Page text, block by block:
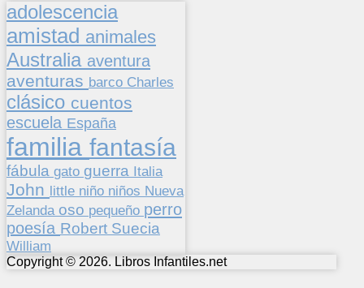
adolescencia
amistad animales
Australia aventura
aventuras barco Charles
clásico cuentos
escuela España
familia fantasía
fábula gato guerra Italia
John little niño niños Nueva
Zelanda oso pequeño perro
poesía Robert Suecia
William
Copyright © 2026. Libros Infantiles.net